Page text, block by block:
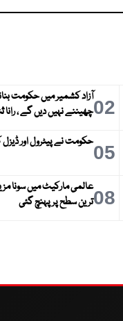
02آزاد کشمیر میں حکومت
چھیننے نہیں دیں گے ، رانا
05حکومت نے پیٹرول اور
08ترین سطح پر پہنچ گئی